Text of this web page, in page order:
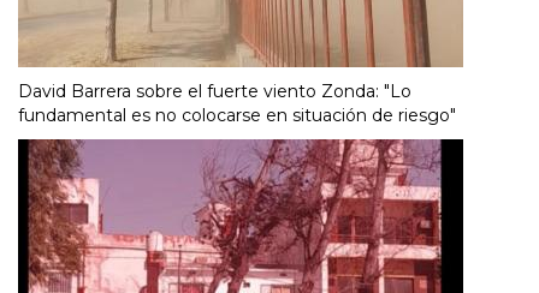
David Barrera sobre el fuerte viento Zonda: "Lo
fundamental es no colocarse en situación de riesgo"